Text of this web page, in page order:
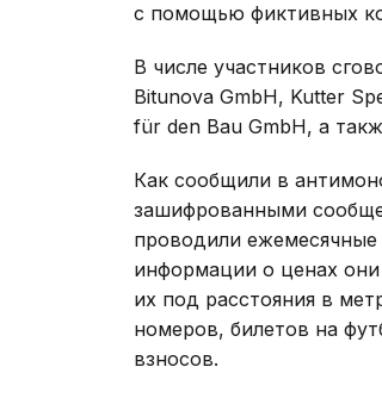
с помощью фиктивных
В числе участников
Bitunova GmbH, Kutter
für den Bau GmbH, а
Как сообщили в
зашифрованными
проводили
информации о ценах они
их под расстояния в
номеров, билетов на
взносов.